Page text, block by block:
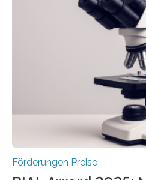
Schlaganfallforschung, um
Betroffenen zu verbessern.
diesem Jahr wieder
Preis aus. Er richtet sich
Forscherinnen und Forscher
werden soll eine
hochrangige
Förderungen Preise